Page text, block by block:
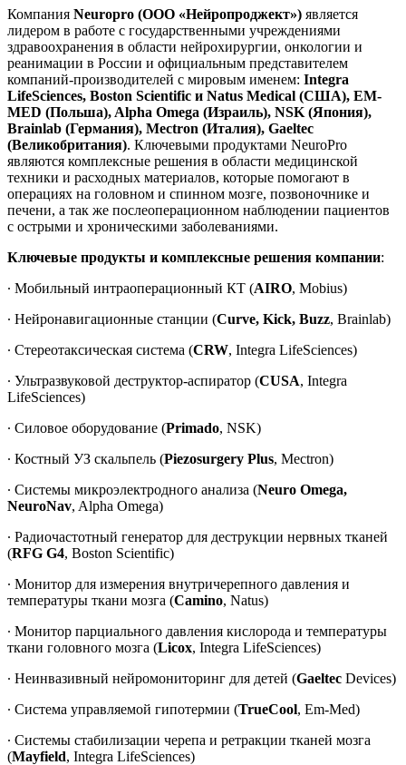
Компания Neuropro (ООО «Нейропроджект») является
лидером в работе с государственными учреждениями
здравоохранения в области нейрохирургии, онкологии и
реанимации в России и официальным представителем
компаний-производителей с мировым именем: Integra
LifeSciences, Boston Scientific и Natus Medical (США), EM-
MED (Польша), Alpha Omega (Израиль), NSK (Япония),
Brainlab (Германия), Mectron (Италия), Gaeltec
(Великобритания). Ключевыми продуктами NeuroPro
являются комплексные решения в области медицинской
техники и расходных материалов, которые помогают в
операциях на головном и спинном мозге, позвоночнике и
печени, а так же послеоперационном наблюдении пациентов
с острыми и хроническими заболеваниями.
Ключевые продукты и комплексные решения компании:
∙ Мобильный интраоперационный КТ (AIRO, Mobius)
∙ Нейронавигационные станции (Curve, Kick, Buzz, Brainlab)
∙ Стереотаксическая система (CRW, Integra LifeSciences)
∙ Ультразвуковой деструктор-аспиратор (CUSA, Integra
LifeSciences)
∙ Силовое оборудование (Primado, NSK)
∙ Костный УЗ скальпель (Piezosurgery Plus, Mectron)
∙ Системы микроэлектродного анализа (Neuro Omega,
NeuroNav, Alpha Omega)
∙ Радиочастотный генератор для деструкции нервных тканей
(RFG G4, Boston Scientific)
∙ Монитор для измерения внутричерепного давления и
температуры ткани мозга (Camino, Natus)
∙ Монитор парциального давления кислорода и температуры
ткани головного мозга (Licox, Integra LifeSciences)
∙ Неинвазивный нейромониторинг для детей (Gaeltec Devices)
∙ Система управляемой гипотермии (TrueCool, Em-Med)
∙ Системы стабилизации черепа и ретракции тканей мозга
(Mayfield, Integra LifeSciences)